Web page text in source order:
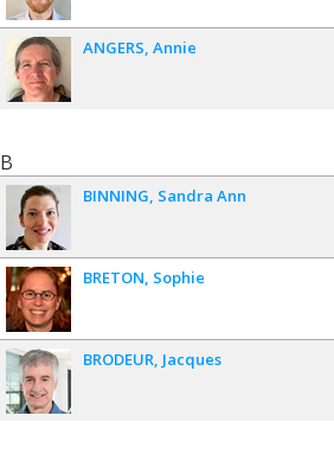
ANGERS Annie
B
BINNING Sandra Ann
BRETON Sophie
BRODEUR Jacques